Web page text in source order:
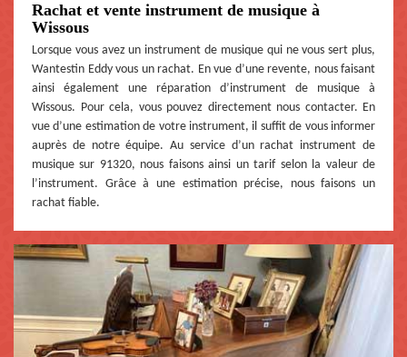
Rachat et vente instrument de musique à
Wissous
Lorsque vous avez un instrument de musique qui ne vous sert plus,
Wantestin Eddy vous un rachat. En vue d’une revente, nous faisant
ainsi également une réparation d’instrument de musique à
Wissous. Pour cela, vous pouvez directement nous contacter. En
vue d’une estimation de votre instrument, il suffit de vous informer
auprès de notre équipe. Au service d’un rachat instrument de
musique sur 91320, nous faisons ainsi un tarif selon la valeur de
l’instrument. Grâce à une estimation précise, nous faisons un
rachat fiable.